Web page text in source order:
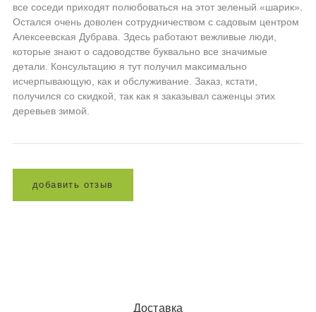
все соседи приходят полюбоваться на этот зеленый «шарик».
Остался очень доволен сотрудничеством с садовым центром
Алексеевская Дубрава. Здесь работают вежливые люди,
которые знают о садоводстве буквально все значимые
детали. Консультацию я тут получил максимально
исчерпывающую, как и обслуживание. Заказ, кстати,
получился со скидкой, так как я заказывал саженцы этих
деревьев зимой.
доба вит ь отз ыв
Доставка